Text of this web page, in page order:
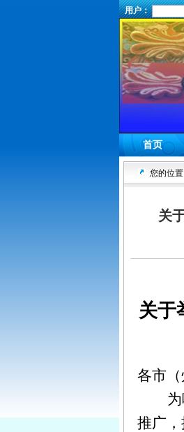
用户：
首页
您的位置
关
关于
各市（
推广，